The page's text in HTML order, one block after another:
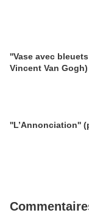
''Vase avec
Vincent Van Gogh)
''L’Annonciation''